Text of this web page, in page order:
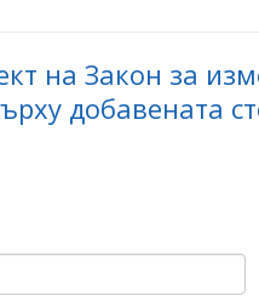
на Закон за
добавената